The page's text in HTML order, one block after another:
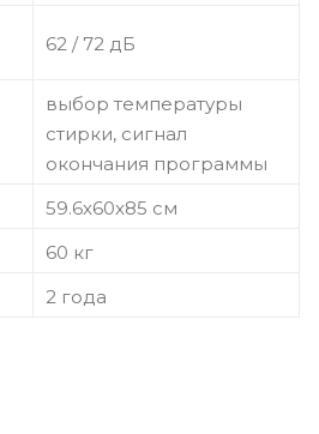
62 / 72 дБ
выбор температуры
стирки, сигнал
окончания программы
59.6x60x85 см
60 кг
2 года